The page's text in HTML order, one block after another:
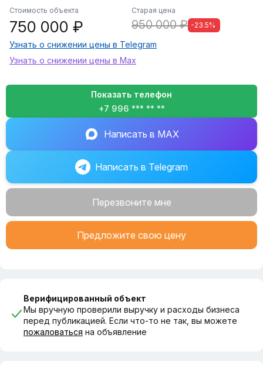
Стоимость объекта
750 000 ₽
Старая цена
950 000 ₽ -23.5%
Узнать о снижении цены в Telegram
Узнать о снижении цены в Max
Показать телефон
+7 996 *** ** **
Написать в MAX
Написать в Telegram
Перезвоните мне
Предложите свою цену
Верифицированный объект
Мы вручную проверили выручку и расходы бизнеса
перед публикацией. Если что-то не так, вы можете
пожаловаться на объявление